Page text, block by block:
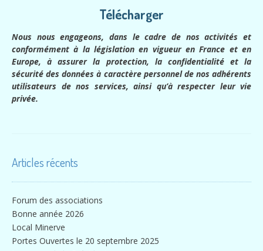
Télécharger
Nous nous engageons, dans le cadre de nos activités et
conformément à la législation en vigueur en France et en
Europe, à assurer la protection, la confidentialité et la
sécurité des données à caractère personnel de nos adhérents
utilisateurs de nos services, ainsi qu’à respecter leur vie
privée.
Articles récents
Forum des associations
Bonne année 2026
Local Minerve
Portes Ouvertes le 20 septembre 2025